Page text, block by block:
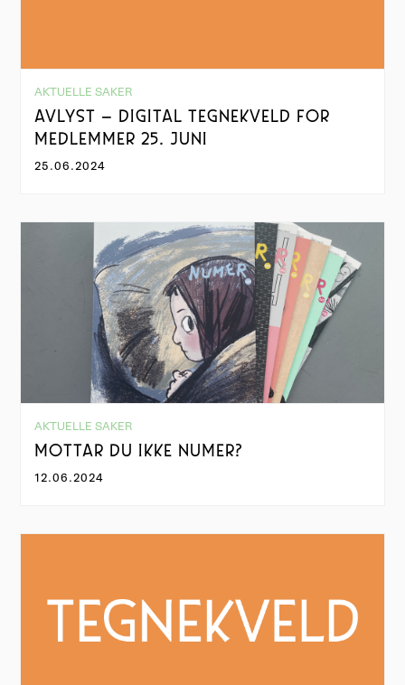
AKTUELLE SAKER
AVLYST – DIGITAL TEGNEKVELD FOR
MEDLEMMER 25. JUNI
25.06.2024
AKTUELLE SAKER
MOTTAR DU IKKE NUMER?
12.06.2024